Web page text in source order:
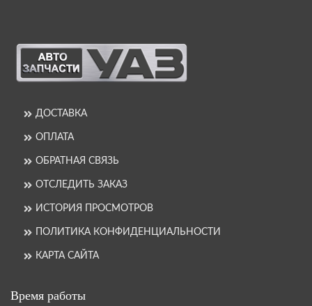
ДОСТАВКА
ОПЛАТА
ОБРАТНАЯ СВЯЗЬ
ОТСЛЕДИТЬ ЗАКАЗ
ИСТОРИЯ ПРОСМОТРОВ
ПОЛИТИКА КОНФИДЕНЦИАЛЬНОСТИ
КАРТА САЙТА
Время работы